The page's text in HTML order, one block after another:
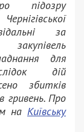
підозру
за
для
дій
збитків
гривень. Про
наКиївську